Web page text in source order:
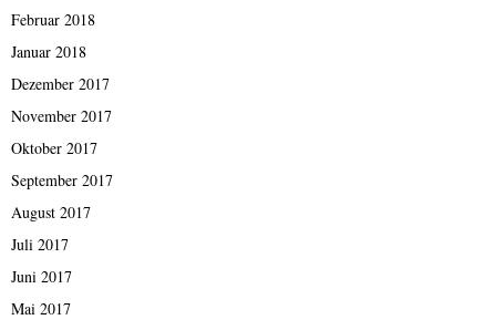
Februar 2018
Januar 2018
Dezember 2017
November 2017
Oktober 2017
September 2017
August 2017
Juli 2017
Juni 2017
Mai 2017